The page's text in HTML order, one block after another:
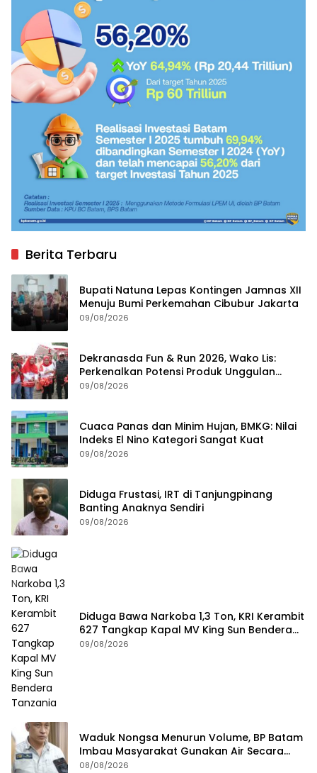
Berita Terbaru
Bupati Natuna Lepas Kontingen Jamnas XII
Menuju Bumi Perkemahan Cibubur Jakarta
09/08/2026
Dekranasda Fun & Run 2026, Wako Lis:
Perkenalkan Potensi Produk Unggulan
Daerah
09/08/2026
Cuaca Panas dan Minim Hujan, BMKG: Nilai
Indeks El Nino Kategori Sangat Kuat
09/08/2026
Diduga Frustasi, IRT di Tanjungpinang
Banting Anaknya Sendiri
09/08/2026
Diduga Bawa Narkoba 1,3 Ton, KRI Kerambit
627 Tangkap Kapal MV King Sun Bendera
Tanzania
09/08/2026
Waduk Nongsa Menurun Volume, BP Batam
Imbau Masyarakat Gunakan Air Secara
Bijak
08/08/2026